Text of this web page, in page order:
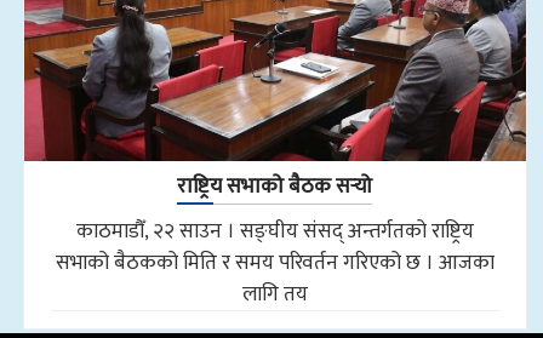
राष्ट्रिय सभाको बैठक सर्‍यो
काठमाडौँ, २२ साउन । सङ्घीय संसद् अन्तर्गतको राष्ट्रिय
सभाको बैठकको मिति र समय परिवर्तन गरिएको छ । आजका
लागि तय